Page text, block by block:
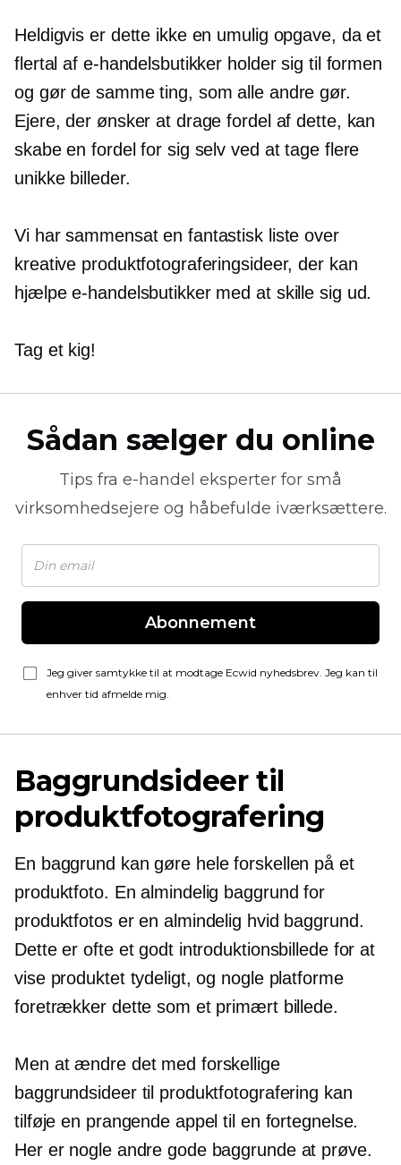
Heldigvis er dette ikke en umulig opgave, da et
flertal af e-handelsbutikker holder sig til formen
og gør de samme ting, som alle andre gør.
Ejere, der ønsker at drage fordel af dette, kan
skabe en fordel for sig selv ved at tage flere
unikke billeder.
Vi har sammensat en fantastisk liste over
kreative produktfotograferingsideer, der kan
hjælpe e-handelsbutikker med at skille sig ud.
Tag et kig!
Sådan sælger du online
Tips fra e-handel eksperter for små
virksomhedsejere og håbefulde iværksættere.
Abonnement
Jeg giver samtykke til at modtage Ecwid nyhedsbrev. Jeg kan til
enhver tid afmelde mig.
Baggrundsideer til
produktfotografering
En baggrund kan gøre hele forskellen på et
produktfoto. En almindelig baggrund for
produktfotos er en almindelig hvid baggrund.
Dette er ofte et godt introduktionsbillede for at
vise produktet tydeligt, og nogle platforme
foretrækker dette som et primært billede.
Men at ændre det med forskellige
baggrundsideer til produktfotografering kan
tilføje en prangende appel til en fortegnelse.
Her er nogle andre gode baggrunde at prøve.